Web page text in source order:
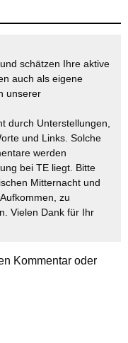
schätzen Ihre aktive
auch als eigene
unserer
durch Unterstellungen,
und Links. Solche
werden
bei TE liegt. Bitte
Mitternacht und
zu
Vielen Dank für Ihr
Kommentar oder